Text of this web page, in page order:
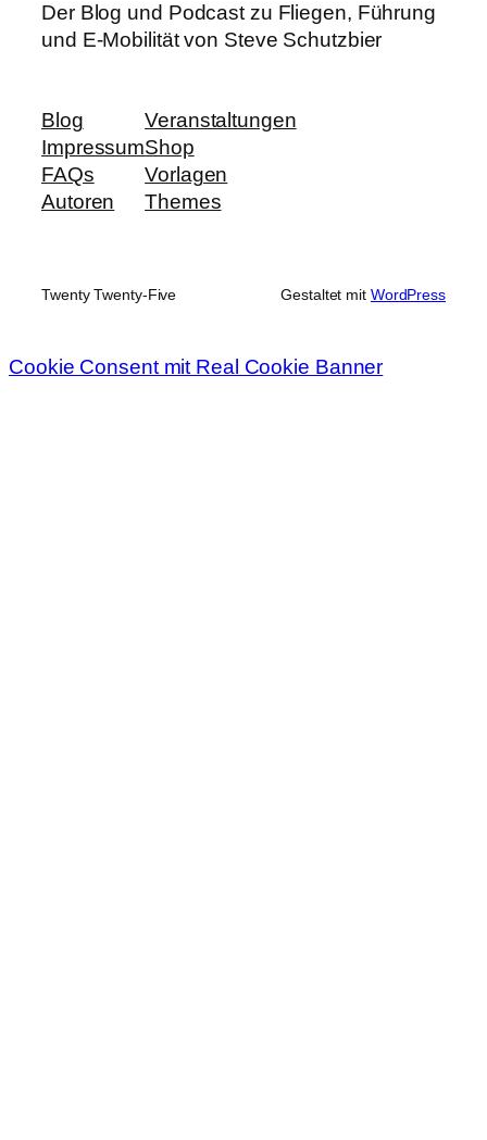
Der Blog und Podcast zu Fliegen, Führung
und E-Mobilität von Steve Schutzbier
Blog
Impressum
FAQs
Autoren
Veranstaltungen
Shop
Vorlagen
Themes
Twenty Twenty-Five Gestaltet mit WordPress
Cookie Consent mit Real Cookie Banner